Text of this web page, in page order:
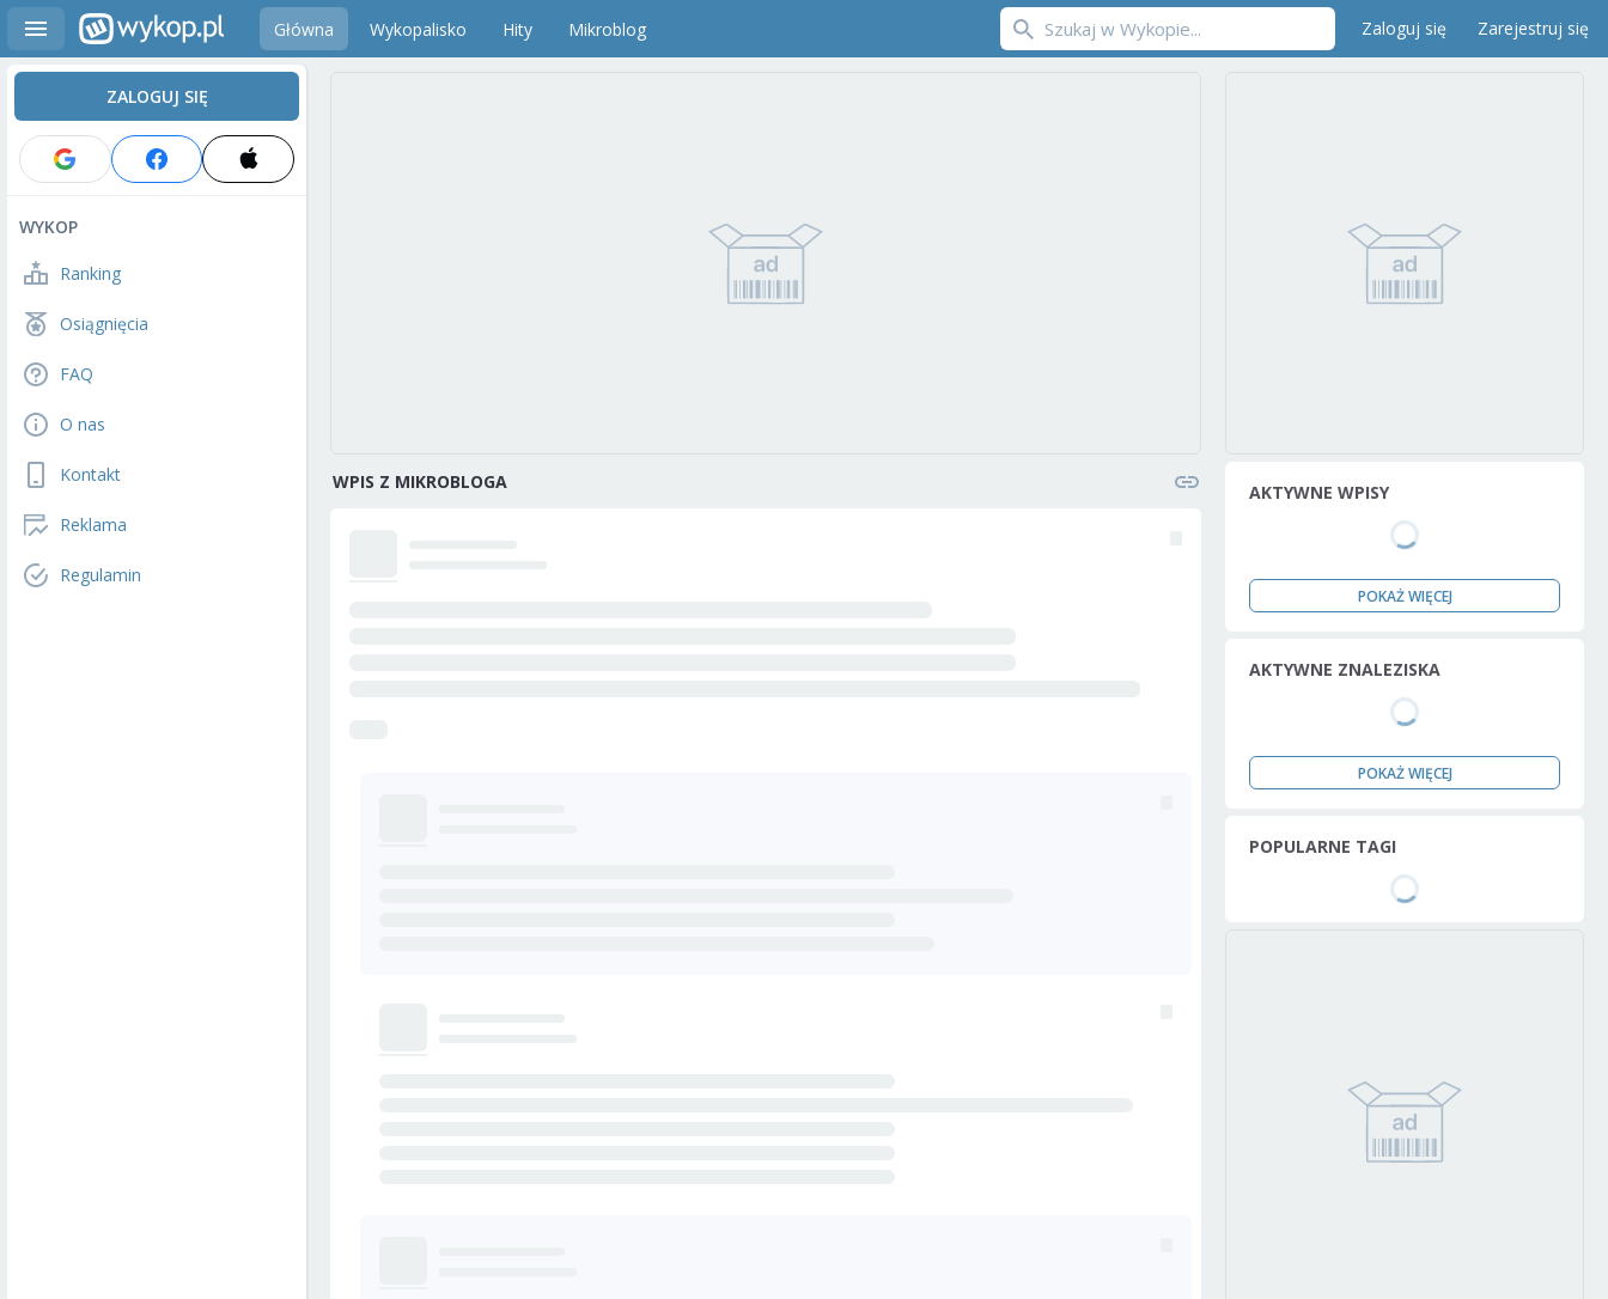
Główna Wykopalisko Hity Mikroblog Zaloguj się Zarejestruj się
ZALOGUJ SIĘ
WYKOP
Ranking
Osiągnięcia
FAQ
O nas
Kontakt
Reklama
Regulamin
WPIS Z MIKROBLOGA AKTYWNE WPISY
POKAŻ WIĘCEJ
AKTYWNE ZNALEZISKA
POKAŻ WIĘCEJ
POPULARNE TAGI